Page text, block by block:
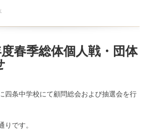
春季総体個人戦・団体
四条中学校にて顧問総会および抽選会を行
です。